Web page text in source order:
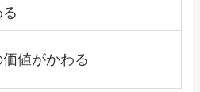
値がかわる